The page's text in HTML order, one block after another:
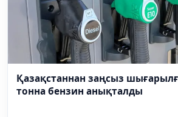
Қазақстаннан заңсыз
тонна бензин анықталды